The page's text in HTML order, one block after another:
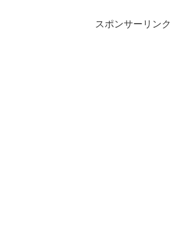
スポンサーリンク